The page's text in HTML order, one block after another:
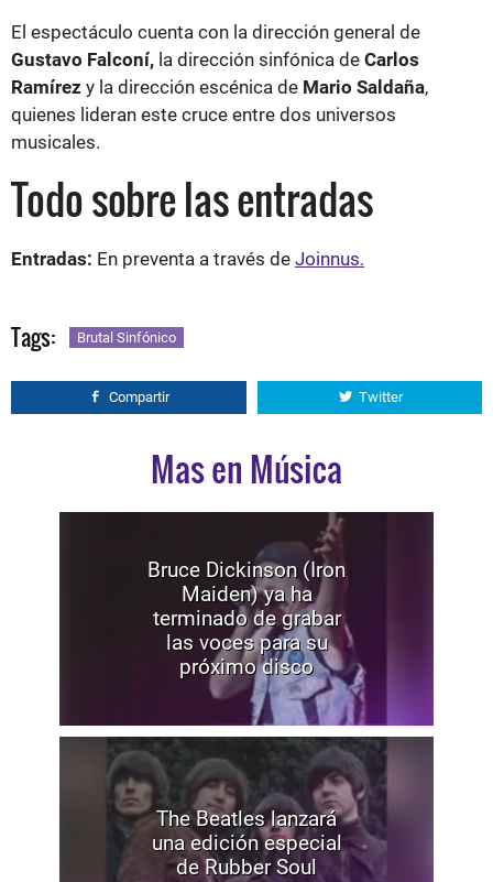
El espectáculo cuenta con la dirección general de
Gustavo Falconí, la dirección sinfónica de Carlos
Ramírez y la dirección escénica de Mario Saldaña,
quienes lideran este cruce entre dos universos
musicales.
Todo sobre las entradas
Entradas: En preventa a través de Joinnus.
Tags: Brutal Sinfónico
Compartir Twitter
Mas en Música
Bruce Dickinson (Iron
Maiden) ya ha
terminado de grabar
las voces para su
próximo disco
The Beatles lanzará
una edición especial
de Rubber Soul